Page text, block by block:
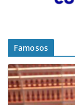
Famosos